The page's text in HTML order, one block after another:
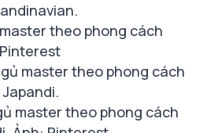
theo phong cách
master theo phong cách